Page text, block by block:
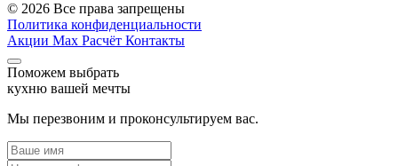
© 2026 Все права запрещены
Политика конфиденциальности
Акции Max Расчёт Контакты
Поможем выбрать
кухню вашей мечты
Мы перезвоним и проконсультируем вас.